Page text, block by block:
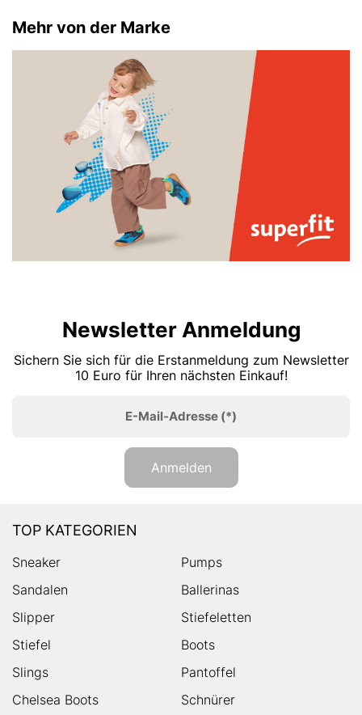
Mehr von der Marke
Newsletter Anmeldung
Sichern Sie sich für die Erstanmeldung zum Newsletter
10 Euro für Ihren nächsten Einkauf!
E-Mail-Adresse (*)
Anmelden
TOP KATEGORIEN
Sneaker
Pumps
Sandalen
Ballerinas
Slipper
Stiefeletten
Stiefel
Boots
Slings
Pantoffel
Chelsea Boots
Schnürer